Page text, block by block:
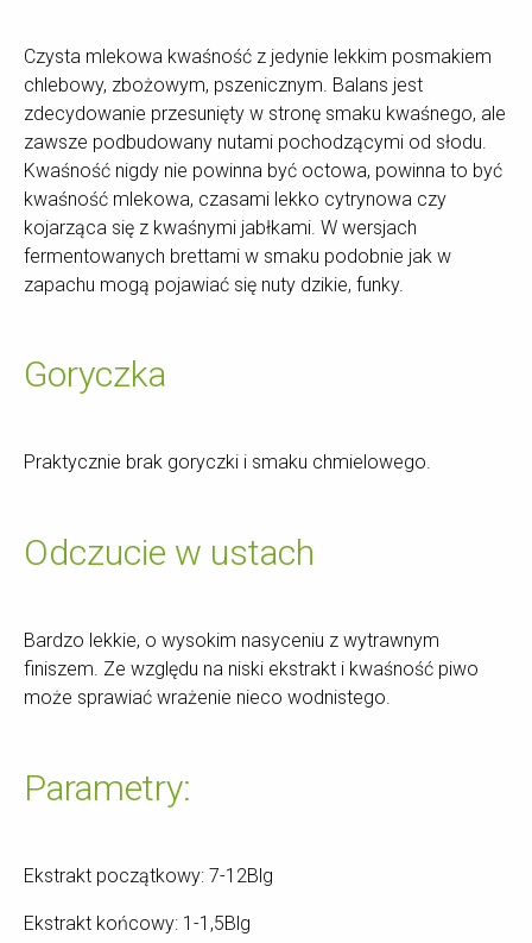
Czysta mlekowa kwaśność z jedynie lekkim posmakiem
chlebowy, zbożowym, pszenicznym. Balans jest
zdecydowanie przesunięty w stronę smaku kwaśnego, ale
zawsze podbudowany nutami pochodzącymi od słodu.
Kwaśność nigdy nie powinna być octowa, powinna to być
kwaśność mlekowa, czasami lekko cytrynowa czy
kojarząca się z kwaśnymi jabłkami. W wersjach
fermentowanych brettami w smaku podobnie jak w
zapachu mogą pojawiać się nuty dzikie, funky.
Goryczka
Praktycznie brak goryczki i smaku chmielowego.
Odczucie w ustach
Bardzo lekkie, o wysokim nasyceniu z wytrawnym
finiszem. Ze względu na niski ekstrakt i kwaśność piwo
może sprawiać wrażenie nieco wodnistego.
Parametry:
Ekstrakt początkowy: 7-12Blg
Ekstrakt końcowy: 1-1,5Blg